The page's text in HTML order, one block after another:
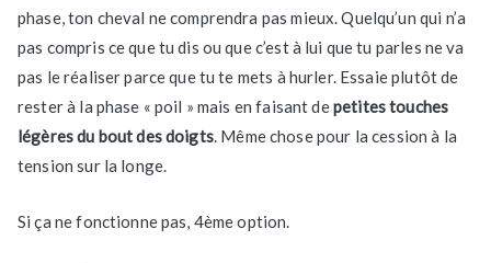
phase, ton cheval ne comprendra pas mieux. Quelqu’un qui n’a
pas compris ce que tu dis ou que c’est à lui que tu parles ne va
pas le réaliser parce que tu te mets à hurler. Essaie plutôt de
rester à la phase « poil » mais en faisant depetites touches
légères du bout des doigts. Même chose pour la cession à la
tension sur la longe.
Si ça ne fonctionne pas, 4ème option.